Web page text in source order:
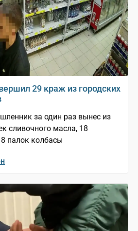
29 краж из городских
за один раз вынес из
сливочного масла, 18
палок колбасы